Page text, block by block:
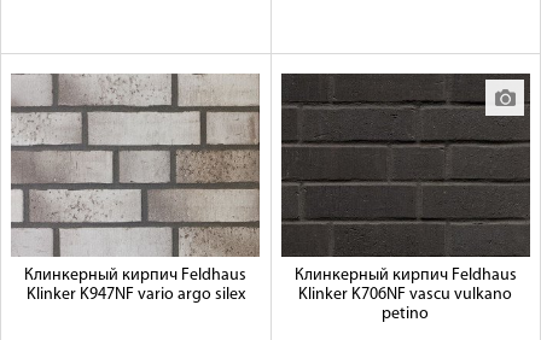
Клинкерный кирпич Feldhaus
Klinker K947NF vario argo silex
Клинкерный кирпич Feldhaus
Klinker K706NF vascu vulkano
petino